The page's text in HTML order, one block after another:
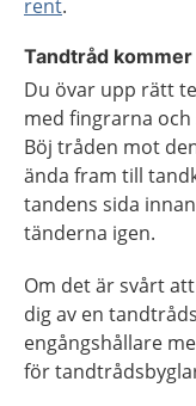
rent.
Tandtråd
Du övar upp rätt
med fingrarna
Böj tråden mot
ända fram till
tandens sida
tänderna igen.
Om det är svårt
dig av en
engångshållare
för